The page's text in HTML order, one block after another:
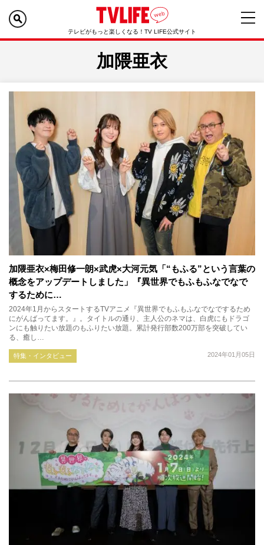
テレビがもっと楽しくなる！TV LIFE公式サイト
加隈亜衣
加隈亜衣×梅田修一朗×武虎×大河元気「“もふる”という言葉の
概念をアップデートしました」『異世界でもふもふなでなで
するために…
2024年1月からスタートするTVアニメ『異世界でもふもふなでなでするため
にがんばってます。』。タイトルの通り、主人公のネマは、白虎にもドラゴ
ンにも触りたい放題のもふりたい放題。累計発行部数200万部を突破してい
る、癒し…
2024年01月05日
特集・インタビュー